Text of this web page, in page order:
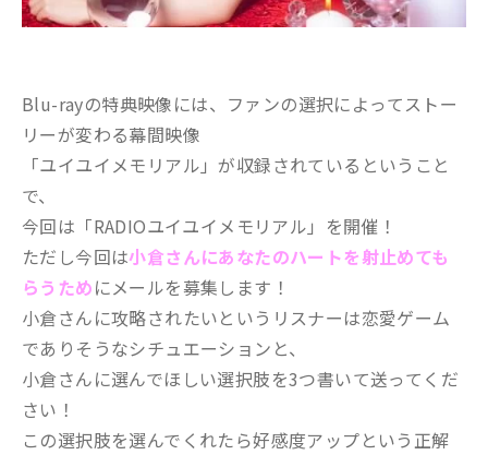
Blu-rayの特典映像には、ファンの選択によってストー
リーが変わる幕間映像
「ユイユイメモリアル」が収録されているということ
で、
今回は「RADIOユイユイメモリアル」を開催！
ただし今回は小倉さんにあなたのハートを射止めても
らうためにメールを募集します！
小倉さんに攻略されたいというリスナーは恋愛ゲーム
でありそうなシチュエーションと、
小倉さんに選んでほしい選択肢を3つ書いて送ってくだ
さい！
この選択肢を選んでくれたら好感度アップという正解